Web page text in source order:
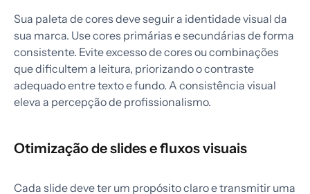
Sua paleta de cores deve seguir a identidade visual da
sua marca. Use cores primárias e secundárias de forma
consistente. Evite excesso de cores ou combinações
que dificultem a leitura, priorizando o contraste
adequado entre texto e fundo. A consistência visual
eleva a percepção de profissionalismo.
Otimização de slides e fluxos visuais
Cada slide deve ter um propósito claro e transmitir uma